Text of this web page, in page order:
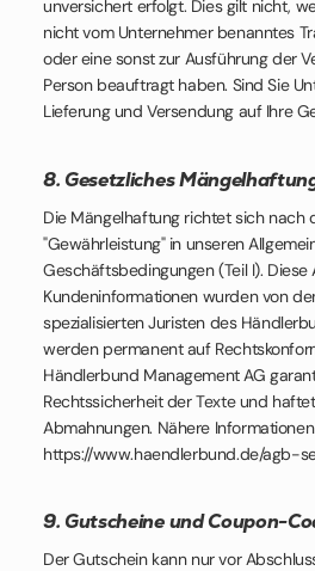
unversichert erfolgt. Dies gilt nicht,
nicht vom Unternehmer benanntes
oder eine sonst zur Ausführung der
Person beauftragt haben. Sind Sie
Lieferung und Versendung auf Ihre
8. Gesetzliches
Die Mängelhaftung richtet sich nach
"Gewährleistung" in unseren
Geschäftsbedingungen (Teil I). Diese
Kundeninformationen wurden von
spezialisierten Juristen des
werden permanent auf
Händlerbund Management AG
Rechtssicherheit der Texte und
Abmahnungen. Nähere
https://www.haendlerbund.de/agb-
9. Gutscheine und Coupon-
Der Gutschein kann nur vor